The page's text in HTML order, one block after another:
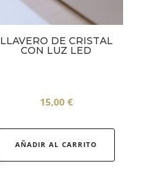
LLAVERO DE CRISTAL
CON LUZ LED
15,00 €
AÑADIR AL CARRITO